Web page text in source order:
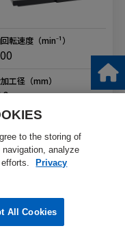
転速度（min⁻¹）
工径 （mm）
工長（mm）
/ 1,000
ャックサイズ（inch）
製品の詳細情報を見る
to the storing of
analyze
Privacy
All Cookies